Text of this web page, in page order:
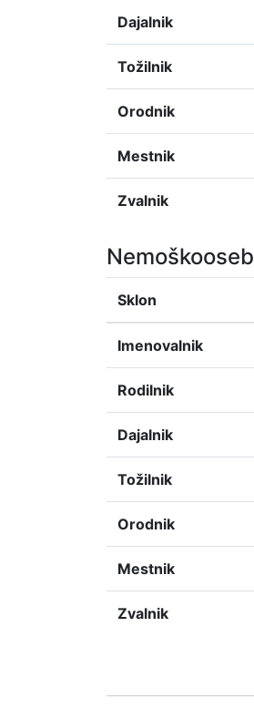
Dajalnik
Tožilnik
Orodnik
Mestnik
Zvalnik
Sklon
Imenovalnik
Rodilnik
Dajalnik
Tožilnik
Orodnik
Mestnik
Zvalnik